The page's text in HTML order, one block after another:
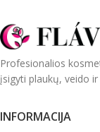
Profesionalios
įsigyti plaukų, veido
INFORMACIJA